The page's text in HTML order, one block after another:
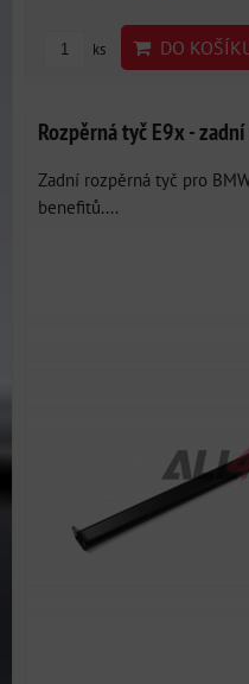
ks DO
Rozpěrná tyč E9x -
Zadní rozpěrná tyč pro
benefitů....